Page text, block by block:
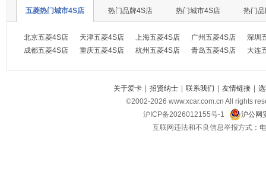
五菱热门城市4S店 热门品牌4S店 热门城市4S店 热门
北京五菱4S店 天津五菱4S店 上海五菱4S店 广州五菱4S店
深圳
成都五菱4S店
重庆五菱4S店 杭州五菱4S店 青岛五菱4S店 大连
关于爱卡 | 招贤纳士 | 联系我们 | 友情链接 |
©2002-2026 www.xcar.com.cn All rights
沪ICP备2026012155号-1
沪公网
互联网违法和不良信息举报方式：